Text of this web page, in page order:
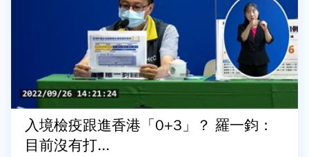
入境檢疫跟進香港「0+3」？ 羅一鈞：
目前沒有打...